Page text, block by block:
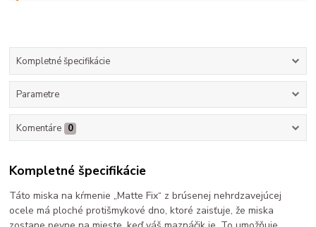
Kompletné špecifikácie
Parametre
Komentáre 0
Kompletné špecifikácie
Táto miska na kŕmenie „Matte Fix“ z brúsenej nehrdzavejúcej
ocele má ploché protišmykové dno, ktoré zaisťuje, že miska